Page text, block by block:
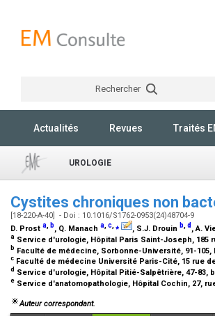
Rechercher
Actualités Revues Traités
UROLOGIE
Cystites chroniques non
[18-220-A-40] - Doi : 10.1016/S1762-0953(24)48704-9
D. Prost a, b, Q. Manach a,c,⁎ , S.J. Drouin b,d , A.
a Service d'urologie, Hôpital Paris Saint-Joseph, 185
b Faculté de médecine, Sorbonne-Université, 91-105,
c Faculté de médecine Université Paris-Cité, 15 rue
d Service d'urologie, Hôpital Pitié-Salpêtrière, 47-83,
e Service d'anatomopathologie, Hôpital Cochin, 27,
Auteur correspondant.